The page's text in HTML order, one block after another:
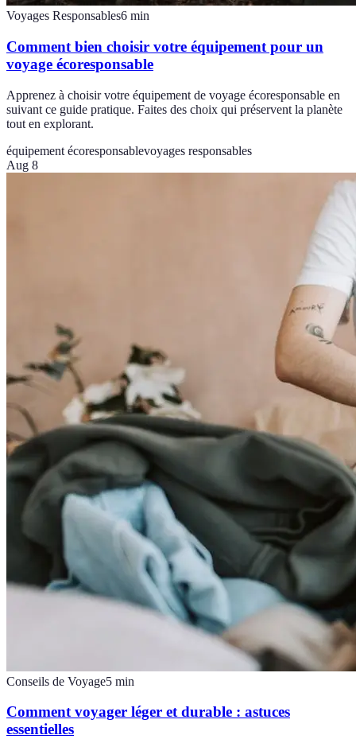
Voyages Responsables6 min
Comment bien choisir votre équipement pour un
voyage écoresponsable
Apprenez à choisir votre équipement de voyage écoresponsable en
suivant ce guide pratique. Faites des choix qui préservent la planète
tout en explorant.
équipement écoresponsablevoyages responsables
Aug 8
Conseils de Voyage5 min
Comment voyager léger et durable : astuces
essentielles